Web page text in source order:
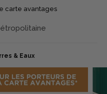
à chaque chasseur de
pratique. Livrée avec une
un canon fileté avec
une optique et différents
carte avantages
& Eaux